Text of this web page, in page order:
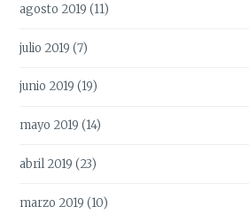
agosto 2019 (11)
julio 2019 (7)
junio 2019 (19)
mayo 2019 (14)
abril 2019 (23)
marzo 2019 (10)